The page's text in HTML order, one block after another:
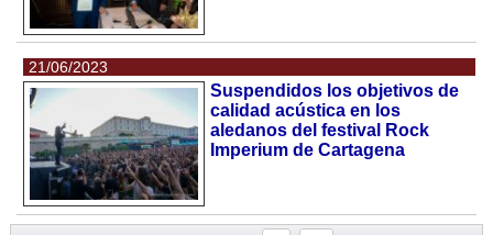
21/06/2023
Suspendidos los objetivos de
calidad acústica en los
aledanos del festival Rock
Imperium de Cartagena